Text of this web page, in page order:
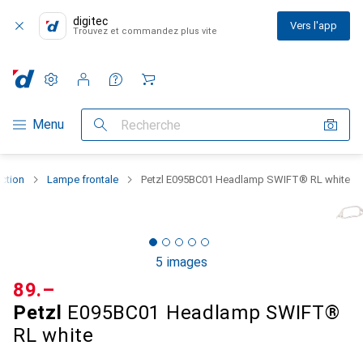
digitec
Trouvez et commandez plus vite Vers l'app
Navigation par catégorie
Menu Recherche
Paramètres
Compte client
Listes de comparaison
Listes d'envies
Panier
Lampe frontale Petzl E095BC01 Headlamp SWIFT® RL white
5 images
Petzl
E095BC01 Headlamp SWIFT®
RL white
CHF
89.–